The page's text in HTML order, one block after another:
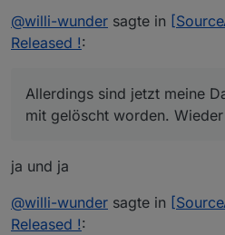
@willi-wunder sagte in
Released !:
Allerdings sind jetzt meine
mit gelöscht worden.
ja und ja
@willi-wunder sagte in
Released !: